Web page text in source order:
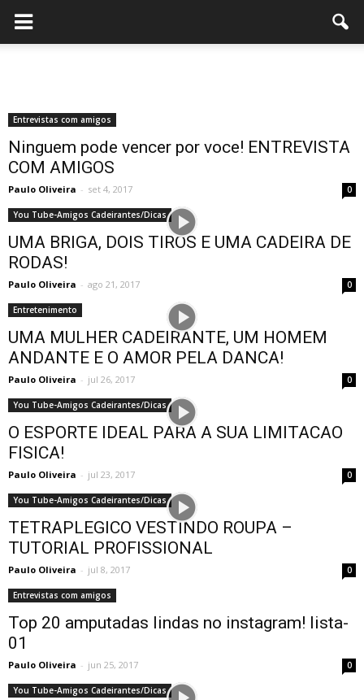
Entrevistas com amigos
Ninguem pode vencer por voce! ENTREVISTA
COM AMIGOS
Paulo Oliveira - set 4, 2017 0
You Tube-Amigos Cadeirantes/Dicas
UMA BRIGA, DOIS TIROS E UMA CADEIRA DE
RODAS!
Paulo Oliveira - ago 21, 2017 0
Entretenimento
UMA MULHER CADEIRANTE, UM HOMEM
ANDANTE E O AMOR PELA DANCA!
Paulo Oliveira - jul 26, 2017 0
You Tube-Amigos Cadeirantes/Dicas
O ESPORTE IDEAL PARA A SUA LIMITACAO
FISICA!
Paulo Oliveira - jul 23, 2017 0
You Tube-Amigos Cadeirantes/Dicas
TETRAPLEGICO VESTINDO ROUPA –
TUTORIAL PROFISSIONAL
Paulo Oliveira - jul 8, 2017 0
Entrevistas com amigos
Top 20 amputadas lindas no instagram! lista-
01
Paulo Oliveira - jun 25, 2017 0
You Tube-Amigos Cadeirantes/Dicas